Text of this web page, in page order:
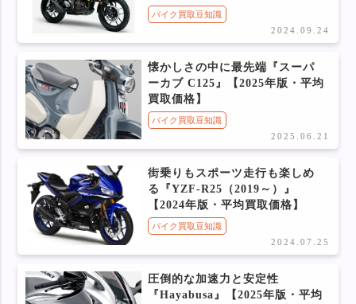
バイク買取豆知識
2024.09.24
懐かしさの中に最先端『スーパ
ーカブ C125』【2025年版・平均
買取価格】
バイク買取豆知識
2025.06.21
街乗りもスポーツ走行も楽しめ
る『YZF-R25（2019～）』
【2024年版・平均買取価格】
バイク買取豆知識
2024.07.25
圧倒的な加速力と安定性
『Hayabusa』【2025年版・平均